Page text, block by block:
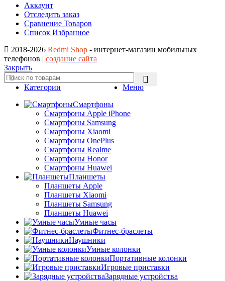
Аккаунт
Отследить заказ
Сравнение Товаров
Список Избранное
2018-2026 Redmi Shop - интернет-магазин мобильных
телефонов | создание сайта
Закрыть
Меню
Категории
Смартфоны
Смартфоны Apple iPhone
Смартфоны Samsung
Смартфоны Xiaomi
Смартфоны OnePlus
Смартфоны Realme
Смартфоны Honor
Смартфоны Huawei
Планшеты
Планшеты Apple
Планшеты Xiaomi
Планшеты Samsung
Планшеты Huawei
Умные часы
Фитнес-браслеты
Наушники
Умные колонки
Портативные колонки
Игровые приставки
Зарядные устройства